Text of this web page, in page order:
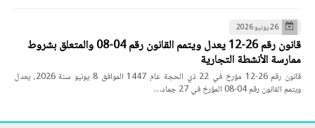
26 يونيو 2026
قانون رقم 26-12 يعدل ويتمم القانون رقم 04-08 والمتعلق بشروط
ممارسة الأنشطة التجارية
قانون رقم 26-12 مؤرخ في 22 ذي الحجة عام 1447 الموافق 8 يونيو سنة 2026، يعدل
ويتمم القانون رقم 04-08 المؤرخ في 27 جماد…